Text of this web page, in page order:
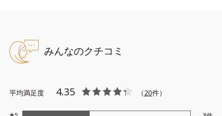
分配合*2＝大気汚染物質が肌に触れるのを防ぐ成分 ●ファインス
みんなのクチコミ
平均満足度 4.35 （20件）